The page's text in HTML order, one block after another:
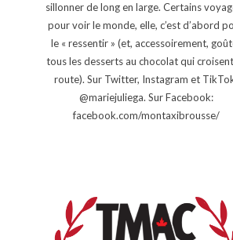
sillonner de long en large. Certains
pour voir le monde, elle, c’est d’abord
le « ressentir » (et, accessoirement,
tous les desserts au chocolat qui
route). Sur Twitter, Instagram et
@mariejuliega. Sur Facebook:
facebook.com/montaxibrousse/